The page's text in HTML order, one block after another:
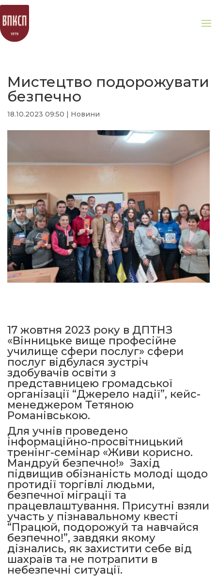
Мистецтво подорожувати
безпечно
18.10.2023 09:50 Новини
17 жовтня 2023 року в ДПТНЗ
«Вінницьке вище професійне
училище сфери послуг» сфери
послуг відбулася зустріч
здобувачів освіти з
представницею громадської
організації “Джерело надії”, кейс-
менеджером Тетяною
Романівською.
Для учнів проведено
інформаційно-просвітницький
тренінг-семінар «Живи корисно.
Мандруй безпечно!» Захід
підвищив обізнаність молоді щодо
протидії торгівлі людьми,
безпечної міграції та
працевлаштування. Присутні взяли
участь у пізнавальному квесті
“Працюй, подорожуй та навчайся
безпечно!”, завдяки якому
дізнались, як захистити себе від
шахраїв та не потрапити в
небезпечні ситуації.